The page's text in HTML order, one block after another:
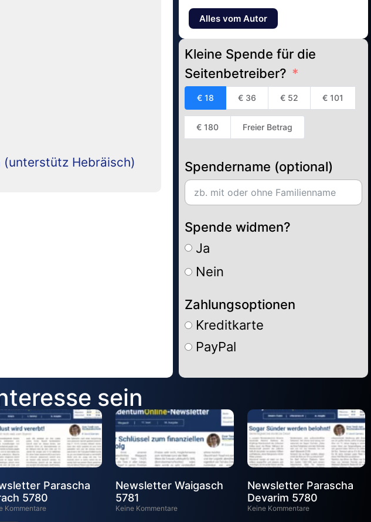
(unterstütz Hebräisch)
Alles vom Autor
Kleine Spende für die
Seitenbetreiber?
€ 18 € 36 € 52 € 101
€ 180 Freier Betrag
Spendername (optional)
Spende widmen?
Ja
Nein
Zahlungsoptionen
Kreditkarte
PayPal
Alternative:
sein
Parascha
5780
Kommentare
Newsletter Waigasch
5781
Keine Kommentare
Newsletter Parascha
Devarim 5780
Keine Kommentare